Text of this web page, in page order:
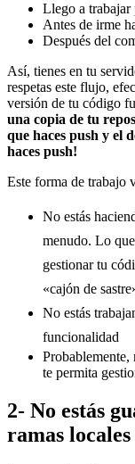
Llego a trabajar
Antes de irme
Después del
Así, tienes en tu
respetas este flujo,
versión de tu código
una copia de tu
que haces push y el
haces push!
Este forma de trabajo
No estás
menudo. Lo
gestionar tu
«cajón de
No estás
funcionalidad
te permita
2- No estás
ramas locales